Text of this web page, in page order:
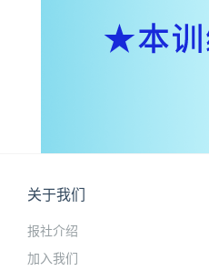
关于我们
报社介绍
加入我们